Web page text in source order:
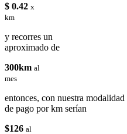
$ 0.42 x
km
y recorres un
aproximado de
300km al
mes
entonces, con nuestra modalidad
de pago por km serían
$126 al